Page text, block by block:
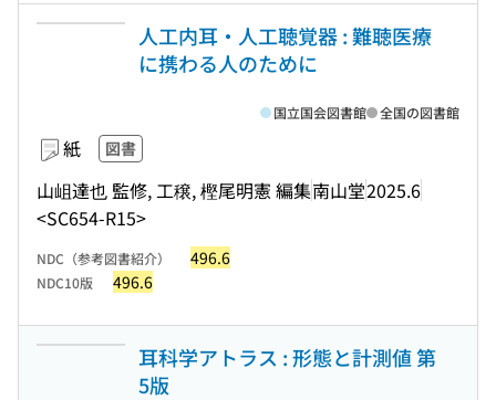
人工内耳・人工聴覚器 : 難聴医療
に携わる人のために
紙 図書
山岨達也 監修, 工穣, 樫尾明憲 編集南山堂2025.6
<SC654-R15>
国立国会図書館 全国の図書館
NDC（参考図書紹介） 496.6
NDC10版 496.6
耳科学アトラス : 形態と計測値 第
5版